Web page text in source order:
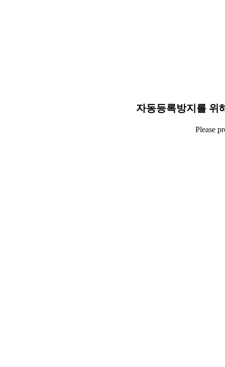
자동등록방지를 위
Please